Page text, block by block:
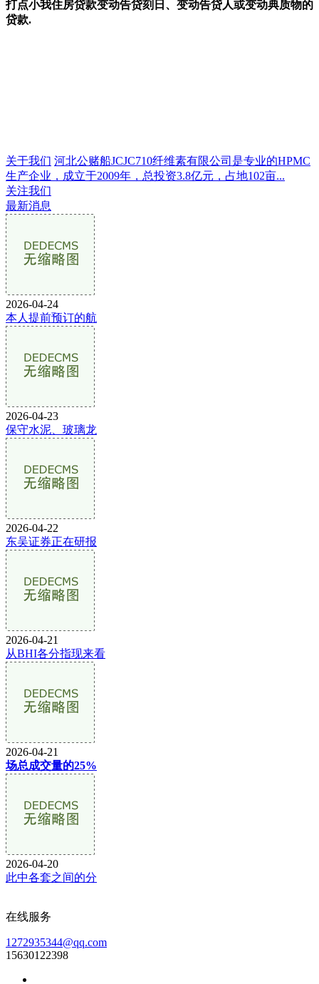
打点小我住房贷款变动告贷刻日、变动告贷人或变动典质物的
贷款.
关于我们 河北公赌船JCJC710纤维素有限公司是专业的HPMC
生产企业，成立于2009年，总投资3.8亿元，占地102亩...
关注我们
最新消息
2026-04-24
本人提前预订的航
2026-04-23
保守水泥、玻璃龙
2026-04-22
东吴证券正在研报
2026-04-21
从BHI各分指现来看
2026-04-21
场总成交量的25%
2026-04-20
此中各套之间的分
在线服务
1272935344@qq.com
15630122398